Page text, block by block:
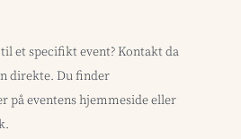
et specifikt event? Kontakt da
direkte. Du finder
på eventens hjemmeside eller